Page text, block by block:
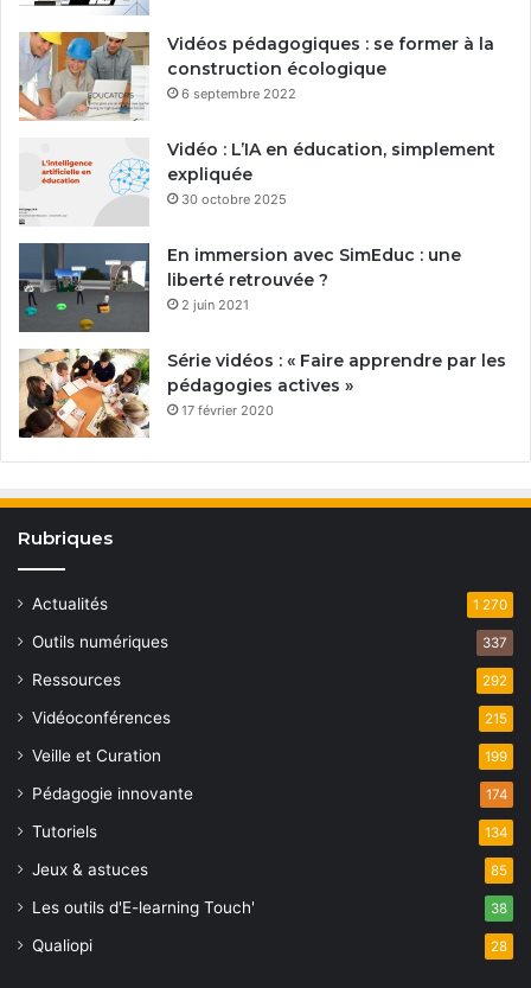
Vidéos pédagogiques : se former à la
construction écologique
6 septembre 2022
Vidéo : L’IA en éducation, simplement
expliquée
30 octobre 2025
En immersion avec SimEduc : une
liberté retrouvée ?
2 juin 2021
Série vidéos : « Faire apprendre par les
pédagogies actives »
17 février 2020
Rubriques
Actualités 1 270
Outils numériques 337
Ressources 292
Vidéoconférences 215
Veille et Curation 199
Pédagogie innovante 174
Tutoriels 134
Jeux & astuces 85
Les outils d'E-learning Touch' 38
Qualiopi 28